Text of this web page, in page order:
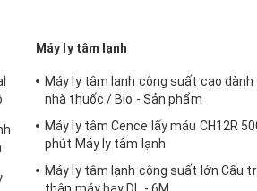
Máy ly tâm lạnh
Máy ly tâm lạnh công suất cao dành
nhà thuốc / Bio - Sản phẩm
Máy ly tâm Cence lấy máu CH12R
phút Máy ly tâm lạnh
Máy ly tâm lạnh công suất lớn Cấu